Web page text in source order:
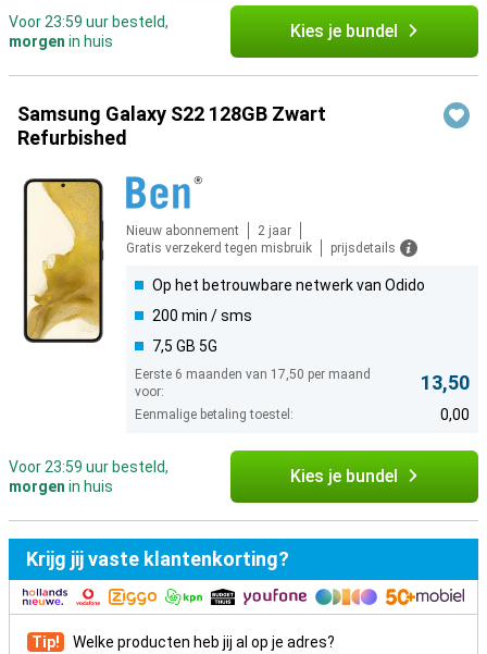
Voor 23:59 uur besteld,
morgen in huis Kies je bundel
Samsung Galaxy S22 128GB Zwart
Refurbished
Nieuw abonnement
2 jaar
Gratis verzekerd tegen misbruik
prijsdetails
Op het betrouwbare netwerk van Odido
200 min / sms
7,5 GB 5G
Eerste 6 maanden van 17,50 per maand
voor:
13,50
Eenmalige betaling toestel: 0,00
Voor 23:59 uur besteld,
morgen in huis Kies je bundel
Krijg jij vaste klantenkorting?
Tip! Welke producten heb jij al op je adres?